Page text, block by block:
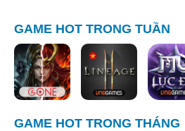
GAME HOT TRONG TUẦN
GAME HOT TRONG THÁNG